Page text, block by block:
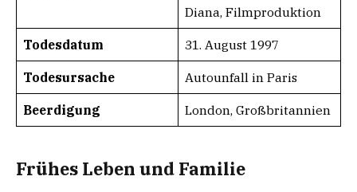
Diana, Filmproduktion
Todesdatum 31. August 1997
Todesursache Autounfall in Paris
Beerdigung London, Großbritannien
Frühes Leben und Familie